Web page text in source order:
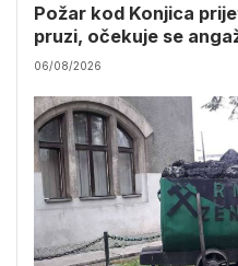
Požar kod Konjica
pruzi, očekuje se
06/08/2026